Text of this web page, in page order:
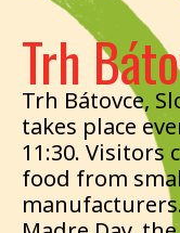
Trh
Trh Bátovce,
takes place
11:30. Visitors
food from